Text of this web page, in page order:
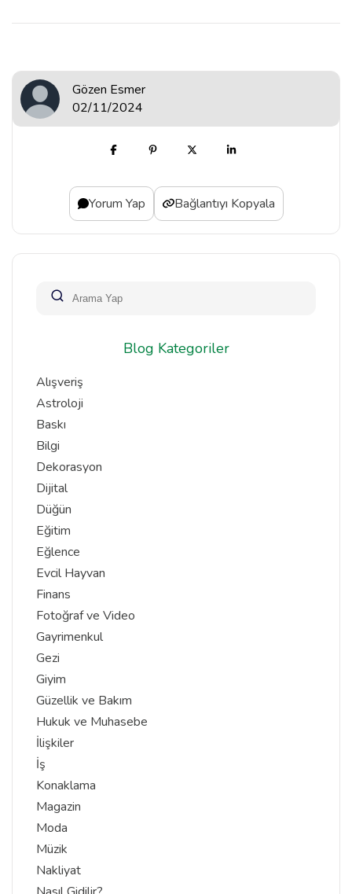
Gözen Esmer
02/11/2024
Yorum Yap Bağlantıyı Kopyala
Blog Kategoriler
Alışveriş
Astroloji
Baskı
Bilgi
Dekorasyon
Dijital
Düğün
Eğitim
Eğlence
Evcil Hayvan
Finans
Fotoğraf ve Video
Gayrimenkul
Gezi
Giyim
Güzellik ve Bakım
Hukuk ve Muhasebe
İlişkiler
İş
Konaklama
Magazin
Moda
Müzik
Nakliyat